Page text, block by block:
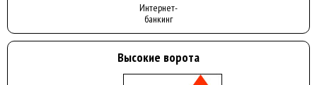
Интернет-
банкинг
Высокие ворота